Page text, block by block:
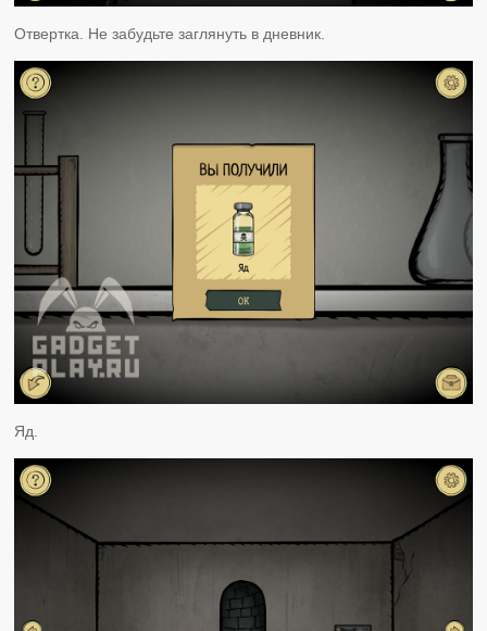
Отвертка. Не забудьте заглянуть в дневник.
Яд.